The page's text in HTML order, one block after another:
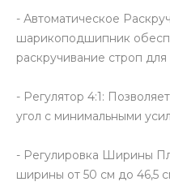
- Автоматическое
шарикоподшипник
раскручивание строп
- Регулятор 4:1:
угол с минимальными
- Регулировка Ширины
ширины от 50 см до 46,5